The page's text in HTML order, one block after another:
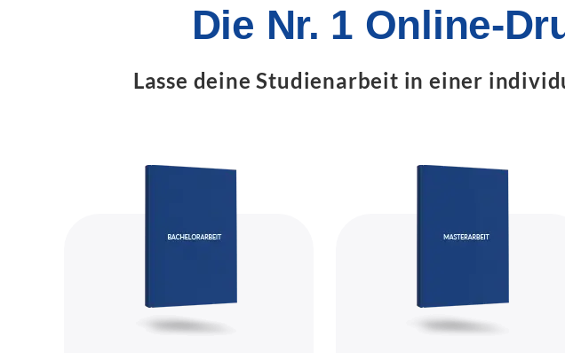
Die Nr. 1 Online-
Lasse deine Studienarbeit in einer